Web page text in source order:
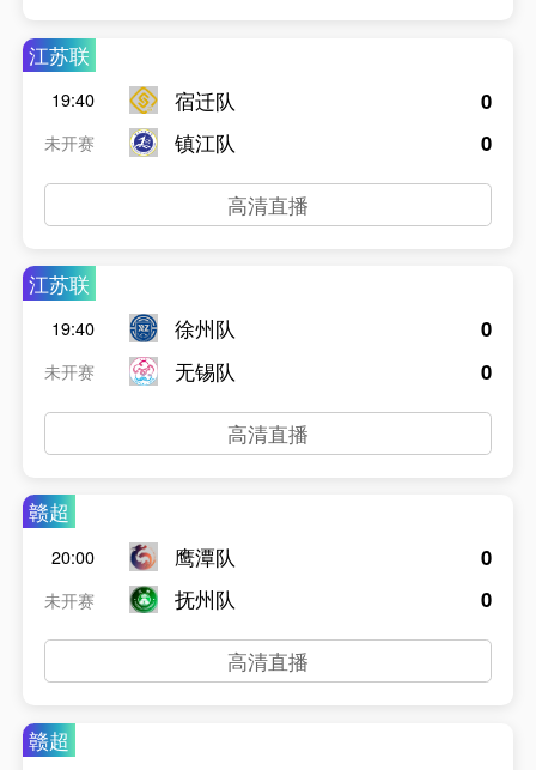
江苏联
19:40
未开赛
宿迁队
镇江队
0
0
高清直播
江苏联
19:40
未开赛
徐州队
无锡队
0
0
高清直播
赣超
20:00
未开赛
鹰潭队
抚州队
0
0
高清直播
赣超